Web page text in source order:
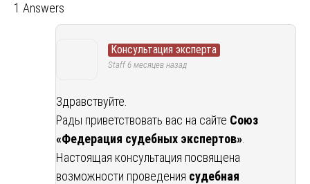
1 Answers
Консультация эксперта
Staff6 месяцев назад
Здравствуйте.
Рады приветствовать вас на сайте Союз
«Федерация судебных экспертов»
Настоящая консультация посвящена
возможности проведения судебная